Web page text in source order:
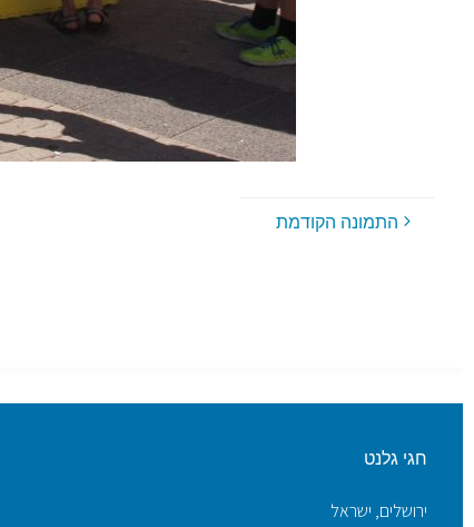
התמונה הקודמת
חגי גלנט
ירושלים, ישראל